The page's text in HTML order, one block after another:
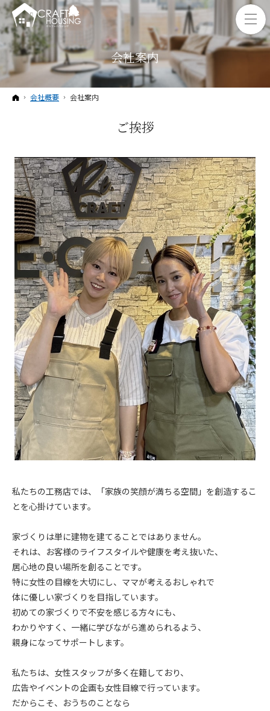
会社案内
ホーム
会社概要 会社案内
ご挨拶
私たちの工務店では、「家族の笑顔が満ちる空間」を創造するこ
とを心掛けています。
家づくりは単に建物を建てることではありません。
それは、お客様のライフスタイルや健康を考え抜いた、
居心地の良い場所を創ることです。
特に女性の目線を大切にし、ママが考えるおしゃれで
体に優しい家づくりを目指しています。
初めての家づくりで不安を感じる方々にも、
わかりやすく、一緒に学びながら進められるよう、
親身になってサポートします。
私たちは、女性スタッフが多く在籍しており、
広告やイベントの企画も女性目線で行っています。
だからこそ、おうちのことなら